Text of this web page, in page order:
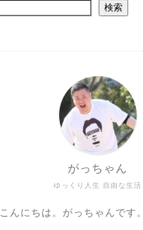
検索
ゆっくり人生 自由な生活
がっちゃん
こんにちは。がっちゃんです。